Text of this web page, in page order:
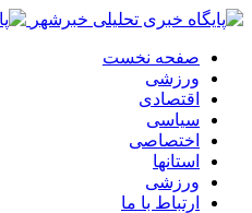
صفحه نخست
ورزشی
اقتصادی
سیاسی
اختصاصی
استانها
ورزشی
ارتباط با ما